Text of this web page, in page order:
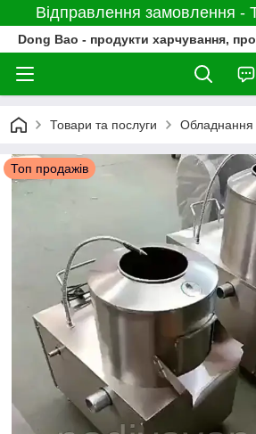
Відправлення замовлення -
Dong Bao - продукти харчування,
Товари та послуги Обладнання
Топ продажів